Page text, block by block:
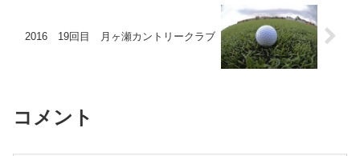
2016 19回目 月ヶ瀬カントリークラブ
コメント